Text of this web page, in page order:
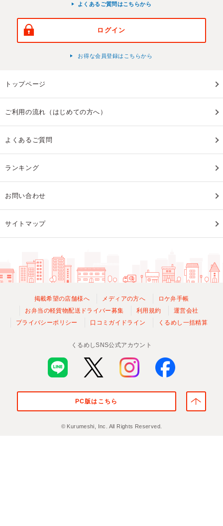
よくあるご質問はこちらから
ログイン
お得な会員登録はこちらから
トップページ
ご利用の流れ（はじめての方へ）
よくあるご質問
ランキング
お問い合わせ
サイトマップ
掲載希望の店舗様へ メディアの方へ
ロケ弁手帳
お弁当の軽貨物配送ドライバー募集
利用規約
運営会社
プライバシーポリシー
口コミガイドライン くるめし一括精算
くるめしSNS公式アカウント
PC版はこちら
© Kurumeshi, Inc. All Rights Reserved.